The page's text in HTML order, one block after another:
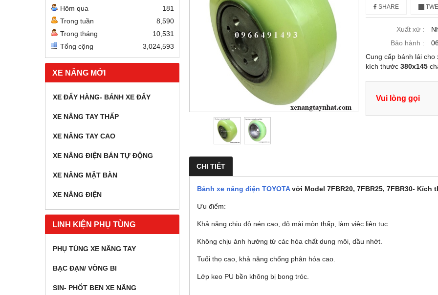
Hôm qua
181
Trong tuần
8,590
Trong tháng
10,531
Tổng cộng
3,024,593
XE NÂNG MỚI
XE ĐẨY HÀNG- BÁNH XE ĐẨY
XE NÂNG TAY THẤP
XE NÂNG TAY CAO
XE NÂNG ĐIỆN BÁN TỰ ĐỘNG
XE NÂNG MẶT BÀN
XE NÂNG ĐIỆN
LINH KIỆN PHỤ TÙNG
PHỤ TÙNG XE NÂNG TAY
BẠC ĐẠN/ VÒNG BI
SIN- PHỐT BEN XE NÂNG
SHARE
Xuất xứ :
Bảo hành :
Cung cấp bánh lái cho
kích thước 380x145
Vui lòng gọi
CHI TIẾT
Bánh xe nâng điện TOYOTAvới Model 7FBR20, 7FBR25, 7FBR30- Kích
Ưu điểm:
Khả năng chịu độ nén cao, độ mài mòn thấp, làm việc liên tục
Không chịu ảnh hưởng từ các hóa chất dung môi, dầu nhớt.
Tuổi thọ cao, khả năng chống phân hóa cao.
Lớp keo PU bền không bị bong tróc.